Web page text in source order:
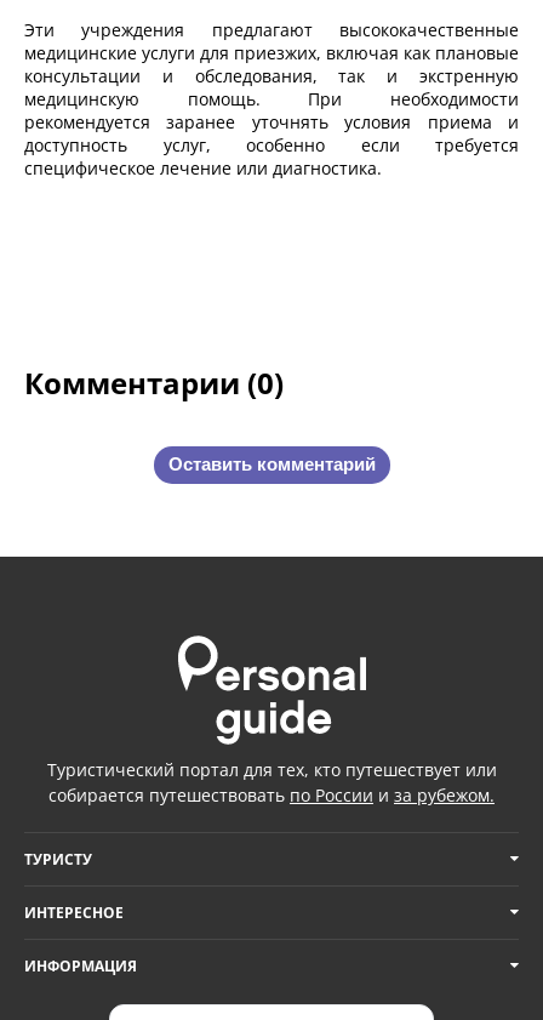
Эти учреждения предлагают высококачественные
медицинские услуги для приезжих, включая как плановые
консультации и обследования, так и экстренную
медицинскую помощь. При необходимости
рекомендуется заранее уточнять условия приема и
доступность услуг, особенно если требуется
специфическое лечение или диагностика.
Комментарии (0)
Оставить комментарий
Туристический портал для тех, кто путешествует или
собирается путешествовать по России и за рубежом.
ТУРИСТУ
ИНТЕРЕСНОЕ
ИНФОРМАЦИЯ